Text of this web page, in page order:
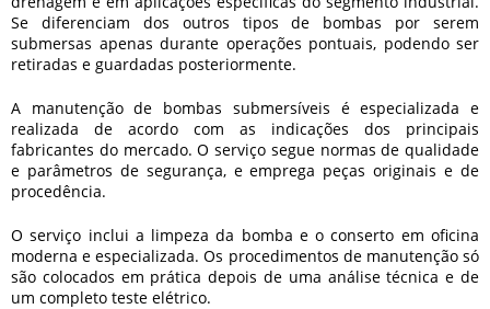
Se diferenciam dos outros tipos de bombas por serem
submersas apenas durante operações pontuais, podendo ser
retiradas e guardadas posteriormente.
A manutenção de bombas submersíveis é especializada e
realizada de acordo com as indicações dos principais
fabricantes do mercado. O serviço segue normas de qualidade
e parâmetros de segurança, e emprega peças originais e de
procedência.
O serviço inclui a limpeza da bomba e o conserto em oficina
moderna e especializada. Os procedimentos de manutenção só
são colocados em prática depois de uma análise técnica e de
um completo teste elétrico.